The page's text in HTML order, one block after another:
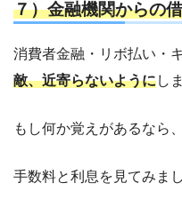
７）金融機関からの
消費者金融・リボ払い・
敵、近寄らないようにし
もし何か覚えがあるなら
手数料と利息を見てみまし